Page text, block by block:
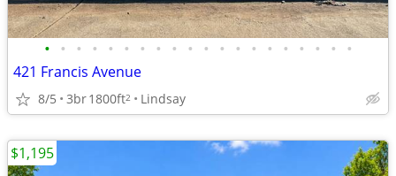
• • • • • • • • • • • • • • • • • • • •
421 Francis Avenue
8/5 3br1800ft2 Lindsay
$1,195